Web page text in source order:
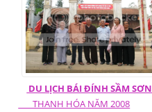
DU LỊCH BÁI ĐÍNH SẦM SƠN
THANH HÓA NĂM 2008